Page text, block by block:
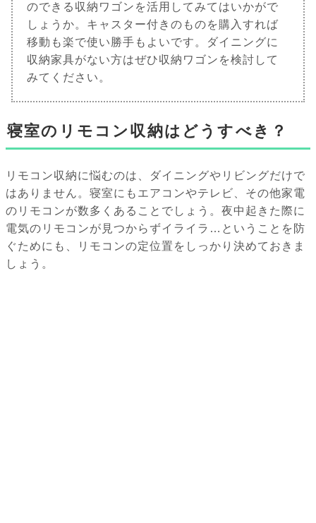
のできる収納ワゴンを活用してみてはいかがで
しょうか。キャスター付きのものを購入すれば
移動も楽で使い勝手もよいです。ダイニングに
収納家具がない方はぜひ収納ワゴンを検討して
みてください。
寝室のリモコン収納はどうすべき？
リモコン収納に悩むのは、ダイニングやリビングだけで
はありません。寝室にもエアコンやテレビ、その他家電
のリモコンが数多くあることでしょう。夜中起きた際に
電気のリモコンが見つからずイライラ…ということを防
ぐためにも、リモコンの定位置をしっかり決めておきま
しょう。